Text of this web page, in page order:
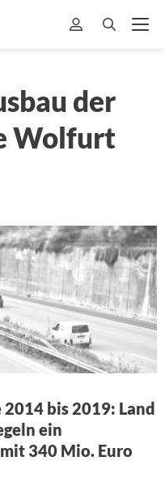
der
Wolfurt
bis 2019: Land
ein
340 Mio. Euro